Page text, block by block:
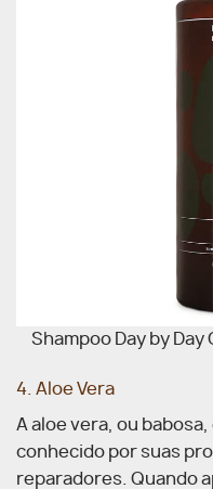
Shampoo Day by Day
4. Aloe Vera
A aloe vera, ou
conhecido por suas
reparadores. Quando